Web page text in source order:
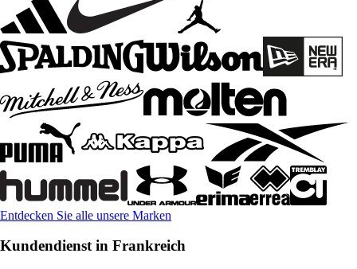
Entdecken Sie alle unsere Marken
Kundendienst in Frankreich